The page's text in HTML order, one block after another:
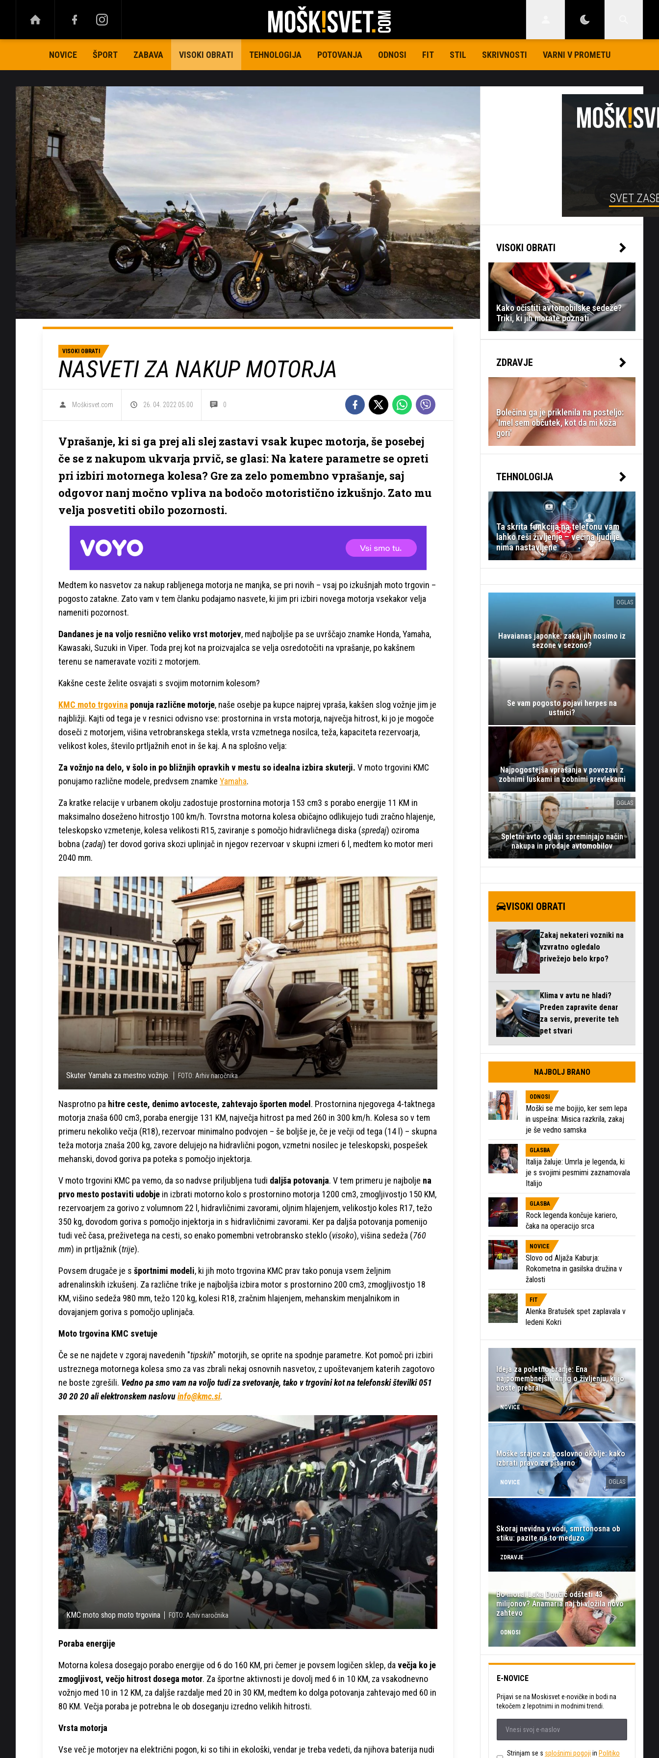
NOVICE ŠPORT ZABAVA VISOKI OBRATI TEHNOLOGIJA POTOVANJA ODNOSI FIT STIL SKRIVNOSTI VARNI V PROMETU
VISOKI OBRATI
NASVETI ZA NAKUP MOTORJA
Moškisvet.com 26. 04. 2022 05.00 0
Vprašanje, ki si ga prej ali slej zastavi vsak kupec motorja, še posebej
če se z nakupom ukvarja prvič, se glasi: Na katere parametre se opreti
pri izbiri motornega kolesa? Gre za zelo pomembno vprašanje, saj
odgovor nanj močno vpliva na bodočo motoristično izkušnjo. Zato mu
velja posvetiti obilo pozornosti.
Medtem ko nasvetov za nakup rabljenega motorja ne manjka, se pri novih – vsaj po izkušnjah moto trgovin –
pogosto zatakne. Zato vam v tem članku podajamo nasvete, ki jim pri izbiri novega motorja vsekakor velja
nameniti pozornost.
Dandanes je na voljo resnično veliko vrst motorjev, med najboljše pa se uvrščajo znamke Honda, Yamaha,
Kawasaki, Suzuki in Viper. Toda prej kot na proizvajalca se velja osredotočiti na vprašanje, po kakšnem
terenu se nameravate voziti z motorjem.
Kakšne ceste želite osvajati s svojim motornim kolesom?
KMC moto trgovina ponuja različne motorje, naše osebje pa kupce najprej vpraša, kakšen slog vožnje jim je
najbližji. Kajti od tega je v resnici odvisno vse: prostornina in vrsta motorja, največja hitrost, ki jo je mogoče
doseči z motorjem, višina vetrobranskega stekla, vrsta vzmetnega nosilca, teža, kapaciteta rezervoarja,
velikost koles, število prtljažnih enot in še kaj. A na splošno velja:
Za vožnjo na delo, v šolo in po bližnjih opravkih v mestu so idealna izbira skuterji. V moto trgovini KMC
ponujamo različne modele, predvsem znamke Yamaha.
Za kratke relacije v urbanem okolju zadostuje prostornina motorja 153 cm3 s porabo energije 11 KM in
maksimalno doseženo hitrostjo 100 km/h. Tovrstna motorna kolesa običajno odlikujejo tudi zračno hlajenje,
teleskopsko vzmetenje, kolesa velikosti R15, zaviranje s pomočjo hidravličnega diska (spredaj) oziroma
bobna (zadaj) ter dovod goriva skozi uplinjač in njegov rezervoar v skupni izmeri 6 l, medtem ko motor meri
2040 mm.
Skuter Yamaha za mestno vožnjo. FOTO: Arhiv naročnika
Nasprotno pa hitre ceste, denimo avtoceste, zahtevajo športen model . Prostornina njegovega 4-taktnega
motorja znaša 600 cm3, poraba energije 131 KM, največja hitrost pa med 260 in 300 km/h. Kolesa so v tem
primeru nekoliko večja (R18), rezervoar minimalno podvojen – še boljše je, če je večji od tega (14 l) – skupna
teža motorja znaša 200 kg, zavore delujejo na hidravlični pogon, vzmetni nosilec je teleskopski, pospešek
mehanski, dovod goriva pa poteka s pomočjo injektorja.
V moto trgovini KMC pa vemo, da so nadvse priljubljena tudi daljša potovanja. V tem primeru je najbolje na
prvo mesto postaviti udobje in izbrati motorno kolo s prostornino motorja 1200 cm3, zmogljivostjo 150 KM,
rezervoarjem za gorivo z volumnom 22 l, hidravličnimi zavorami, oljnim hlajenjem, velikostjo koles R17, težo
350 kg, dovodom goriva s pomočjo injektorja in s hidravličnimi zavorami. Ker pa daljša potovanja pomenijo
tudi več časa, preživetega na cesti, so enako pomembni vetrobransko steklo (visoko), višina sedeža (760
mm) in prtljažnik (trije).
Povsem drugače je s športnimi modeli, ki jih moto trgovina KMC prav tako ponuja vsem željnim
adrenalinskih izkušenj. Za različne trike je najboljša izbira motor s prostornino 200 cm3, zmogljivostjo 18
KM, višino sedeža 980 mm, težo 120 kg, kolesi R18, zračnim hlajenjem, mehanskim menjalnikom in
dovajanjem goriva s pomočjo uplinjača.
Moto trgovina KMC svetuje
Če se ne najdete v zgoraj navedenih "tipskih" motorjih, se oprite na spodnje parametre. Kot pomoč pri izbiri
ustreznega motornega kolesa smo za vas zbrali nekaj osnovnih nasvetov, z upoštevanjem katerih zagotovo
ne boste zgrešili. Vedno pa smo vam na voljo tudi za svetovanje, tako v trgovini kot na telefonski številki 051
30 20 20 ali elektronskem naslovuinfo@kmc.si.
KMC moto shop moto trgovina FOTO: Arhiv naročnika
Poraba energije
Motorna kolesa dosegajo porabo energije od 6 do 160 KM, pri čemer je povsem logičen sklep, da večja ko je
zmogljivost, večjo hitrost dosega motor. Za športne aktivnosti je dovolj med 6 in 10 KM, za vsakodnevno
vožnjo med 10 in 12 KM, za daljše razdalje med 20 in 30 KM, medtem ko dolga potovanja zahtevajo med 60 in
80 KM. Večja poraba je potrebna le ob doseganju izredno velikih hitrosti.
Vrsta motorja
Vse več je motorjev na električni pogon, ki so tihi in ekološki, vendar je treba vedeti, da njihova baterija nudi
VISOKI OBRATI
Kako očistiti avtomobilske sedeže?
Triki, ki jih morate poznati
ZDRAVJE
Bolečina ga je priklenila na posteljo:
'Imel sem občutek, kot da mi koža
gori'
TEHNOLOGIJA
Ta skrita funkcija na telefonu vam
lahko reši življenje – večina ljudi je
nima nastavljene
OGLAS
Havaianas japonke: zakaj jih nosimo iz
sezone v sezono?
Se vam pogosto pojavi herpes na
ustnici?
Najpogostejša vprašanja v povezavi z
zobnimi luskami in zobnimi prevlekami
OGLAS
Spletni avto oglasi spreminjajo način
nakupa in prodaje avtomobilov
VISOKI OBRATI
Zakaj nekateri vozniki na
vzvratno ogledalo
privežejo belo krpo?
Klima v avtu ne hladi?
Preden zapravite denar
za servis, preverite teh
pet stvari
NAJBOLJ BRANO
ODNOSI
Moški se me bojijo, ker sem lepa
in uspešna: Misica razkrila, zakaj
je še vedno samska
GLASBA
Italija žaluje: Umrla je legenda, ki
je s svojimi pesmimi zaznamovala
Italijo
GLASBA
Rock legenda končuje kariero,
čaka na operacijo srca
NOVICE
Slovo od Aljaža Kaburja:
Rokometna in gasilska družina v
žalosti
FIT
Alenka Bratušek spet zaplavala v
ledeni Kokri
Ideja za poletno branje: Ena
najpomembnejših knjig o življenju, ki jo
boste prebrali
NOVICE
Moške srajce za poslovno okolje: kako
izbrati pravo za pisarno
NOVICE OGLAS
Skoraj nevidna v vodi, smrtonosna ob
stiku: pazite na to meduzo
ZDRAVJE
Bo moral Luka Dončić odšteti 43
milijonov? Anamaria naj bi vložila novo
zahtevo
ODNOSI
E-NOVICE
Prijavi se na Moskisvet e-novičke in bodi na
tekočem z lepotnimi in modnimi trendi.
Strinjam se s splošnimi pogoji in Politiko